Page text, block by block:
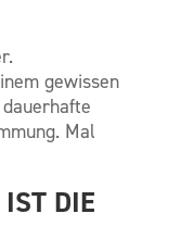
gewissen
Mal
DIE